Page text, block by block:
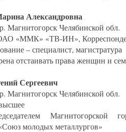
Александровна
Магнитогорск Челябинской обл.
«ММК» «ТВ-ИН»,
– специалист, магистратура
отстаивать права женщин и
Сергеевич
Магнитогорск Челябинской обл.
Магнитогорской
молодых металлургов»